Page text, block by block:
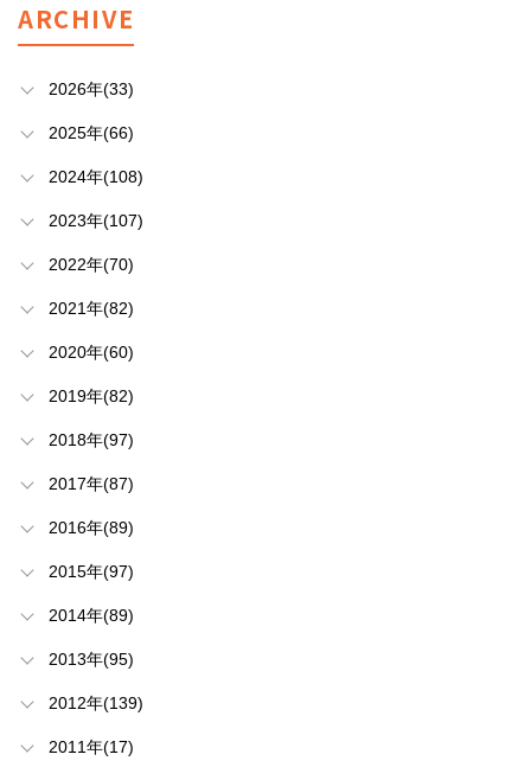
ARCHIVE
2026年(33)
2025年(66)
2024年(108)
2023年(107)
2022年(70)
2021年(82)
2020年(60)
2019年(82)
2018年(97)
2017年(87)
2016年(89)
2015年(97)
2014年(89)
2013年(95)
2012年(139)
2011年(17)